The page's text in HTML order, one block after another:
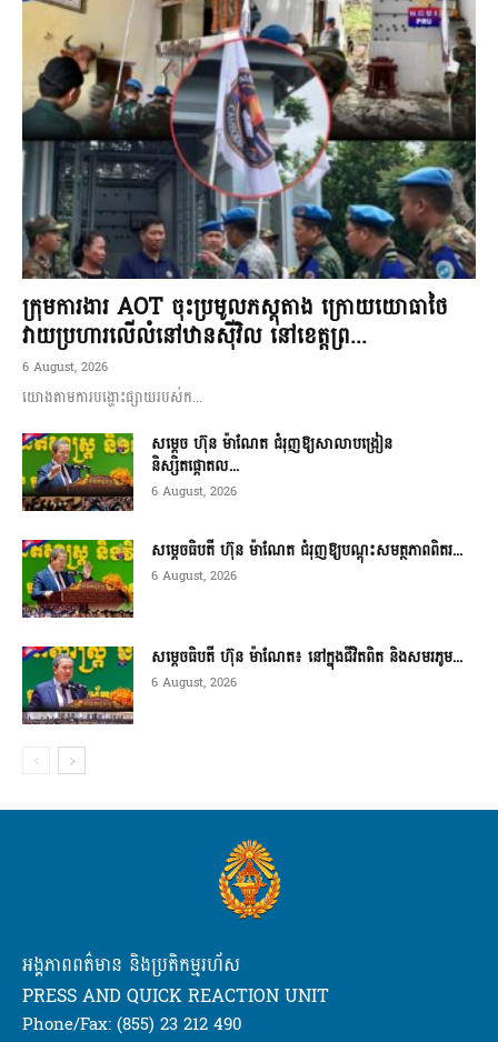
ក្រុមការងារ AOT ចុះប្រមូលភស្តុតាង ក្រោយយោធាថៃ
វាយប្រហារលើលំនៅឋានស៊ីវិល នៅខេត្តព្រ...
6 August, 2026
យោងតាមការបង្ហោះផ្សាយរបស់ក...
សម្តេច ហ៊ុន ម៉ាណែត ជំរុញឱ្យសាលាបង្រៀន
និស្សិតផ្តោតល...
6 August, 2026
សម្តេចធិបតី ហ៊ុន ម៉ាណែត ជំរុញឱ្យបណ្តុះសមត្ថភាពពិតរ...
6 August, 2026
សម្តេចធិបតី ហ៊ុន ម៉ាណែត៖ នៅក្នុងជីវិតពិត និងសមរភូម...
6 August, 2026
អង្គភាពពត៌មាន និងប្រតិកម្មរហ័ស
PRESS AND QUICK REACTION UNIT
Phone/Fax: (855) 23 212 490